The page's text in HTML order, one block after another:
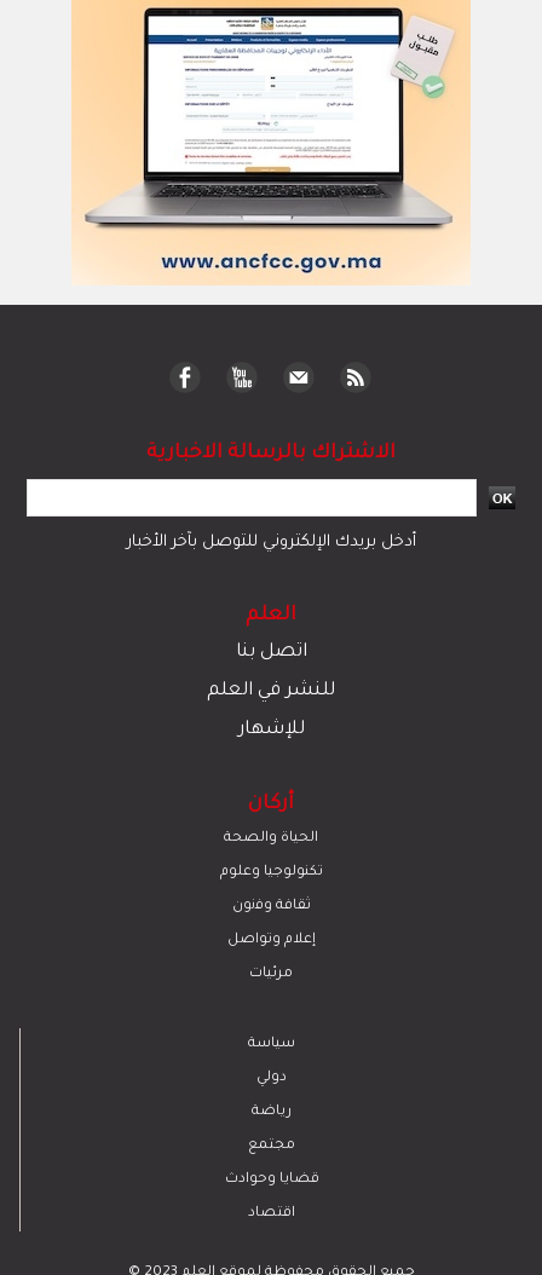
الاشتراك بالرسالة الاخبارية
أدخل بريدك الإلكتروني للتوصل بآخر الأخبار
العلم
اتصل بنا
للنشر في العلم
للإشهار
أركان
الحياة والصحة
تكنولوجيا وعلوم
ﺛﻘﺎﻓﺔ وﻓﻧون
إعلام وتواصل
مرئيات
سياسة
دولي
رياضة
مجتمع
قضايا وحوادث
اقتصاد